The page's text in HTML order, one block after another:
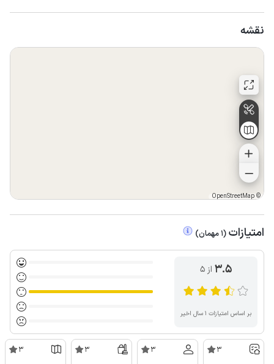
نقشه
©
OpenStreetMap
امتیازات (
1 مهمان)
3.5 از ۵
بر اساس امتیازات ۱ سال اخیر
3
3
3
3